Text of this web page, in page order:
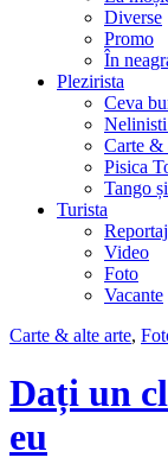
Diverse
Promo
În
Plezirista
Ceva
Nelinisti
Carte &
Pisica
Tango
Turista
Video
Foto
Vacante
Carte & alte arte,
Dați un
eu